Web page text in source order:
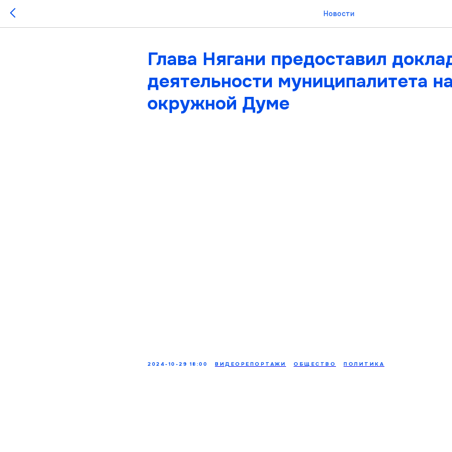
Новости
Глава Нягани предоставил
деятельности муниципалитета на
окружной Думе
2024-10-29 18:00 ВИДЕОРЕПОРТАЖИ ОБЩЕСТВО ПОЛИТИКА